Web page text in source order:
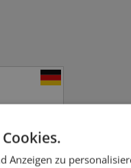
Anzeigen zu